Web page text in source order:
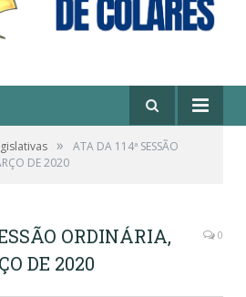
»
ATA DA 114ª SESSÃO
DE 2020
ORDINÁRIA,
DE 2020
0